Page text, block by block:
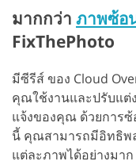
มากกว่า ภาพซ้อ
FixThePhoto
มีซีรีส์ ของ Cloud
คุณใช้งานและปรับแต่
แจ้งของคุณ ด้วยการ
นี้ คุณสามารถมีอิทธิพ
แต่ละภาพได้อย่างมา